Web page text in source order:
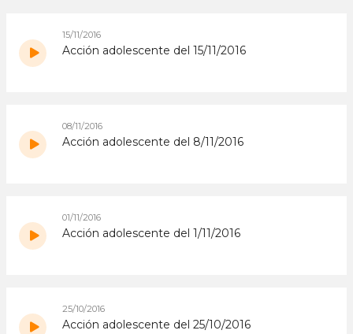
15/11/2016
Acción adolescente del 15/11/2016
08/11/2016
Acción adolescente del 8/11/2016
01/11/2016
Acción adolescente del 1/11/2016
25/10/2016
Acción adolescente del 25/10/2016